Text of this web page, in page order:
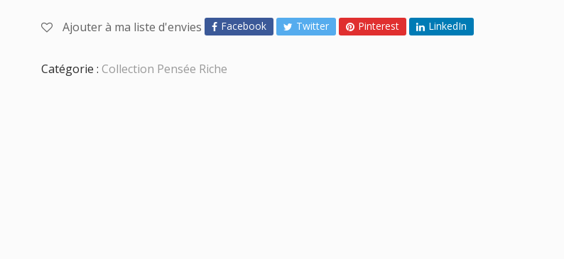
Ajouter à ma liste d'envies Facebook Twitter Pinterest LinkedIn
Catégorie : Collection Pensée Riche